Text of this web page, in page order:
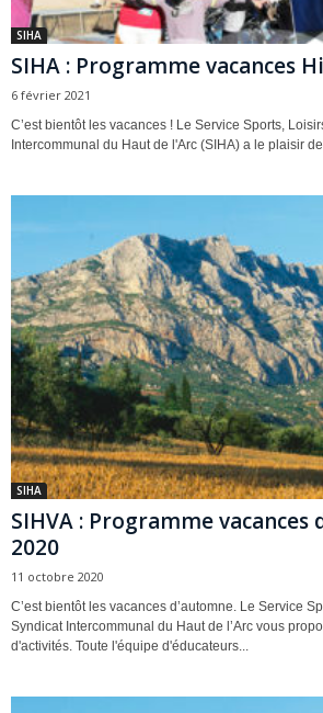
SIHA
SIHA : Programme vacances
6 février 2021
C’est bientôt les vacances ! Le Service Sports,
Intercommunal du Haut de l'Arc (SIHA) a le plaisir
SIHA
SIHVA : Programme vacances
2020
11 octobre 2020
C’est bientôt les vacances d’automne. Le Service
Syndicat Intercommunal du Haut de l’Arc vous
d'activités. Toute l'équipe d'éducateurs...